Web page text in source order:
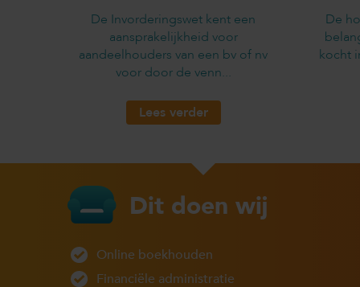
De Invorderingswet kent een
aansprakelijkheid voor
aandeelhouders van een bv of nv
voor door de venn...
Lees verder
De
kocht
Dit doen wij
Online boekhouden
Financiële administratie